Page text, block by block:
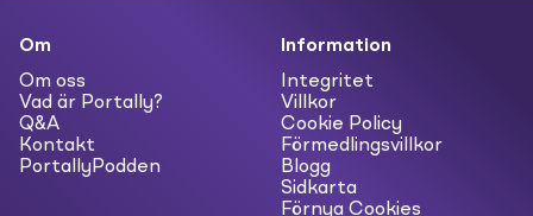
Om
Om oss
Vad är Portally?
Q&A
Kontakt
PortallyPodden
Information
Integritet
Villkor
Cookie Policy
Förmedlingsvillkor
Blogg
Sidkarta
Förnya Cookies